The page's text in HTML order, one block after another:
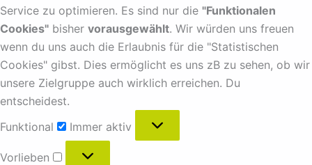
Service zu optimieren. Es sind nur die "Funktionalen
Cookies" bisher vorausgewählt. Wir würden uns freuen
wenn du uns auch die Erlaubnis für die "Statistischen
Cookies" gibst. Dies ermöglicht es uns zB zu sehen, ob wir
unsere Zielgruppe auch wirklich erreichen. Du
entscheidest.
Funktional
Immer aktiv
Vorlieben